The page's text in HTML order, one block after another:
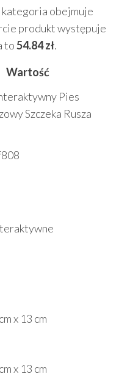
kategoria obejmuje
produkt występuje
to54.84 zł.
Wartość
Pies
Szczeka Rusza
x 13 cm
x 13 cm